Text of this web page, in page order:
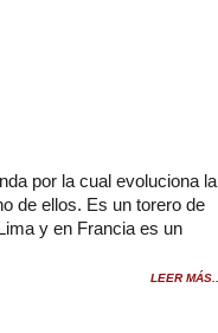
por la cual evoluciona la
de ellos. Es un torero de
y en Francia es un
LEER MÁS...